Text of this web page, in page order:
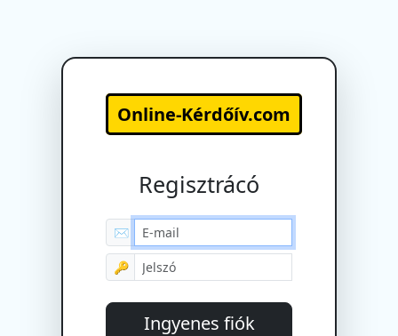
Online-Kérdőív.com
Regisztrácó
✉
🔑
Ingyenes fiók